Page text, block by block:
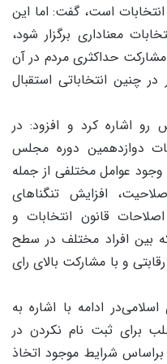
است، گفت: اما این
معناداری برگزار شود،
مشارکت حداکثری مردم در آن
چنین انتخاباتی استقبال
رو اشاره کرد و افزود: در
دوازدهمین دوره مجلس
عوامل مختلفی از جمله
افزایش تنگناهای
قانون انتخابات و
بین افراد مختلف در سطح
و با مشارکت بالای رای
ادامه با اشاره به
برای ثبت نام نکردن در
شرایط موجود اتخاذ